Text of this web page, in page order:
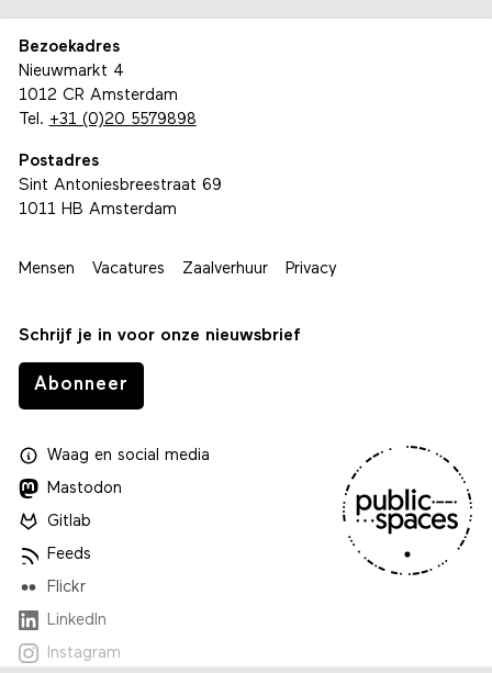
Bezoekadres
Nieuwmarkt 4
1012 CR Amsterdam
Tel. +31 (0)20 5579898
Postadres
Sint Antoniesbreestraat 69
1011 HB Amsterdam
Mensen Vacatures Zaalverhuur Privacy
Schrijf je in voor onze nieuwsbrief
Abonneer
Waagen social media
Mastodon
Gitlab
Feeds
Flickr
LinkedIn
Instagram